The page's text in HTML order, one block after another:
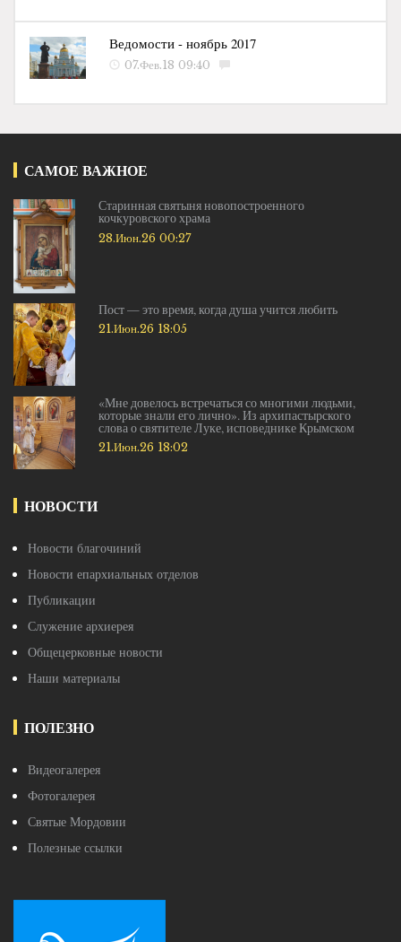
Ведомости - ноябрь 2017
07.Фев.18 09:40
САМОЕ ВАЖНОЕ
Старинная святыня новопостроенного
кочкуровского храма
28.Июн.26 00:27
Пост — это время, когда душа учится любить
21.Июн.26 18:05
«Мне довелось встречаться со многими людьми,
которые знали его лично». Из архипастырского
слова о святителе Луке, исповеднике Крымском
21.Июн.26 18:02
НОВОСТИ
Новости благочиний
Новости епархиальных отделов
Публикации
Служение архиерея
Общецерковные новости
Наши материалы
ПОЛЕЗНО
Видеогалерея
Фотогалерея
Святые Мордовии
Полезные ссылки